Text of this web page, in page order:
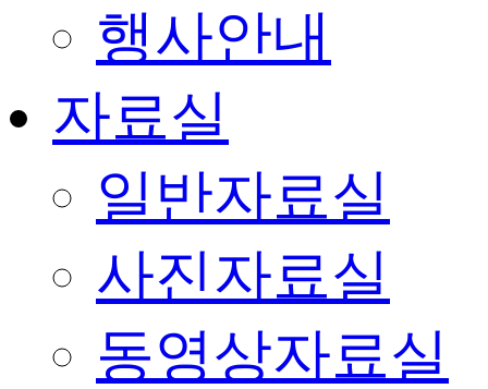
행사안내
자료실
일반자료실
사진자료실
동영상자료실